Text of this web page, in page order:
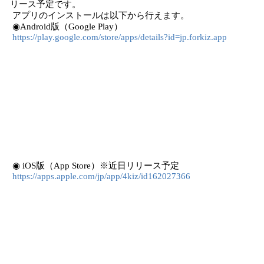
リース予定です。
アプリのインストールは以下から行えます。
◉Android版（Google Play）
https://play.google.com/store/apps/details?id=jp.forkiz.app
◉ iOS版（App Store）※近日リリース予定
https://apps.apple.com/jp/app/4kiz/id162027366